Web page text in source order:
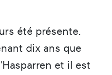
été présente.
dix ans que
et il est